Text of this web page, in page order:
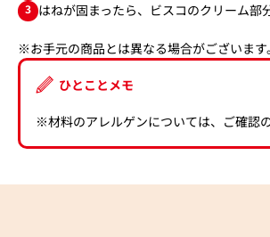
3 はねが固まったら、ビスコのクリーム部
※お手元の商品とは異なる場合がございます
ひとことメモ
※材料のアレルゲンについては、ご確認